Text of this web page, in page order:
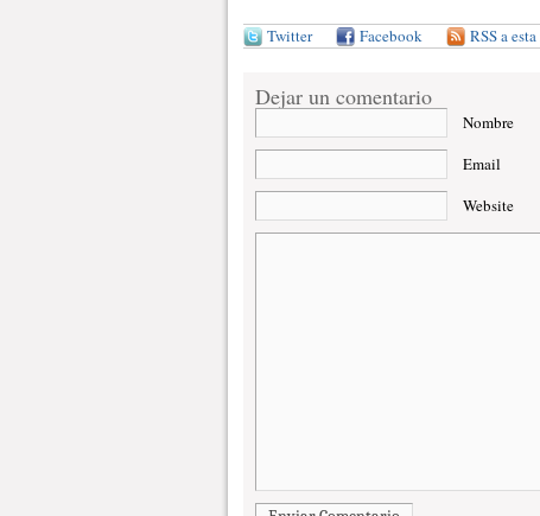
Twitter Facebook RSS a
Dejar un comentario
Nombre
Email
Website